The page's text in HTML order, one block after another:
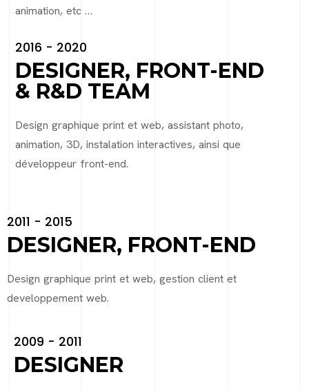
animation, etc …
2016 - 2020
DESIGNER, FRONT-END
& R&D TEAM
Design graphique print et web, assistant photo,
animation, 3D, instalation interactives, ainsi que
développeur front-end.
2011 - 2015
DESIGNER, FRONT-END
Design graphique print et web, gestion client et
developpement web.
2009 - 2011
DESIGNER